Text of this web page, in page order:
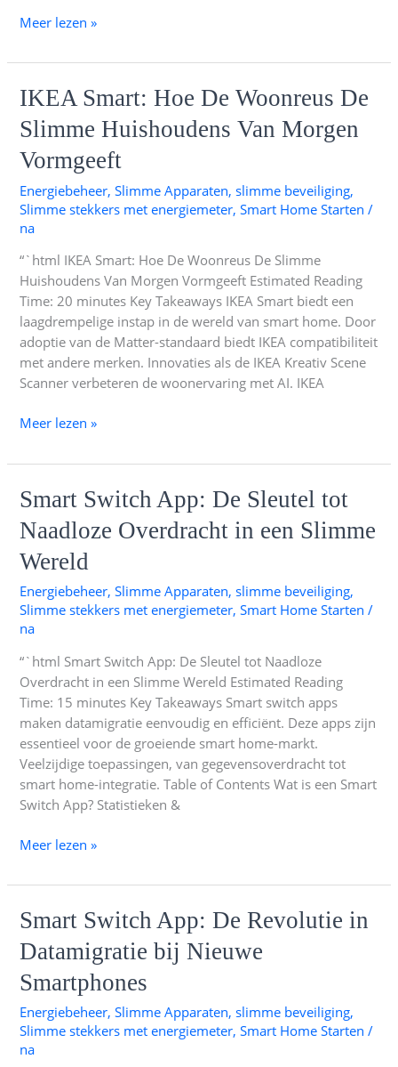
Meer lezen »
IKEA Smart: Hoe De Woonreus De
Slimme Huishoudens Van Morgen
Vormgeeft
Energiebeheer,Slimme Apparaten,slimme beveiliging,
Slimme stekkers met energiemeter,Smart Home Starten /
na
“`html IKEA Smart: Hoe De Woonreus De Slimme
Huishoudens Van Morgen Vormgeeft Estimated Reading
Time: 20 minutes Key Takeaways IKEA Smart biedt een
laagdrempelige instap in de wereld van smart home. Door
adoptie van de Matter-standaard biedt IKEA compatibiliteit
met andere merken. Innovaties als de IKEA Kreativ Scene
Scanner verbeteren de woonervaring met AI. IKEA
IKEA
Hoe
De
Woonreus
De
Slimme
Huishoudens
Van
Morgen
Vormgeeft
Meer lezen »
Smart Switch App: De Sleutel tot
Naadloze Overdracht in een Slimme
Wereld
Energiebeheer,Slimme Apparaten,slimme beveiliging,
Slimme stekkers met energiemeter,Smart Home Starten /
na
“`html Smart Switch App: De Sleutel tot Naadloze
Overdracht in een Slimme Wereld Estimated Reading
Time: 15 minutes Key Takeaways Smart switch apps
maken datamigratie eenvoudig en efficiënt. Deze apps zijn
essentieel voor de groeiende smart home-markt.
Veelzijdige toepassingen, van gegevensoverdracht tot
smart home-integratie. Table of Contents Wat is een Smart
Switch App? Statistieken &
Smart
Switch
App:
De
Sleutel
tot
Naadloze
Overdracht
in
een
Slimme
Wereld
Meer lezen »
Smart Switch App: De Revolutie in
Datamigratie bij Nieuwe
Smartphones
Energiebeheer,Slimme Apparaten,slimme beveiliging,
Slimme stekkers met energiemeter,Smart Home Starten /
na
Smart
Switch
App:
De
Revolutie
in
Datamigratie
bij